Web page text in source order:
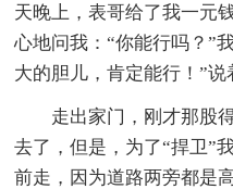
天晚上，表哥给了我一元
心地问我：“你能行吗？”
大的胆儿，肯定能行！”说
走出家门，刚才那股得
去了，但是，为了“捍卫”
前走，因为道路两旁都是